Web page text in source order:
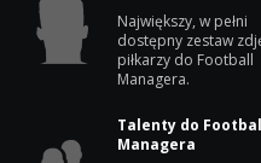
Największy, w pełni
dostępny zestaw
piłkarzy do Football
Managera.
Talenty do
Managera